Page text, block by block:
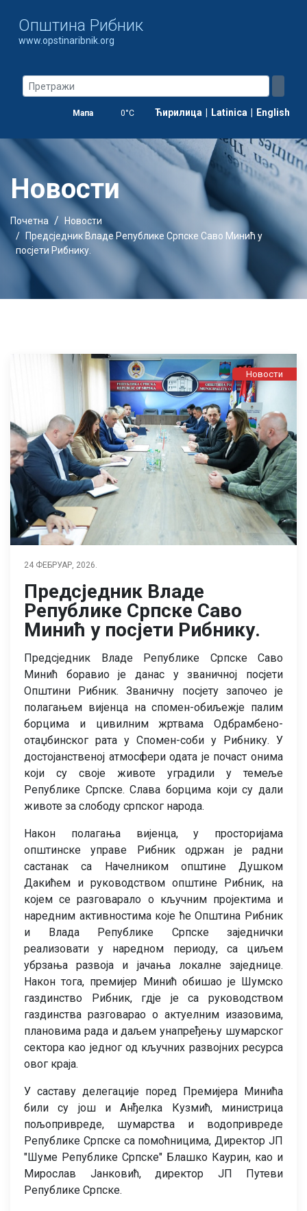
Oпштина Рибник
www.opstinaribnik.org
Мапа 0°C Ћирилица | Latinica | English
Новости
Почетна
Новости
Предсједник Владе Републике Српске Саво Минић у
посјети Рибнику.
Новости
24 ФЕБРУАР, 2026.
Предсједник Владе
Републике Српске Саво
Минић у посјети Рибнику.
Предсједник Владе Републике Српске Саво
Минић боравио је данас у званичној посјети
Општини Рибник. Званичну посјету започео је
полагањем вијенца на спомен-обиљежје палим
борцима и цивилним жртвама Одбрамбено-
отаџбинског рата у Спомен-соби у Рибнику. У
достојанственој атмосфери одата је почаст онима
који су своје животе уградили у темеље
Републике Српске. Слава борцима који су дали
животе за слободу српског народа.
Након полагања вијенца, у просторијама
општинске управе Рибник одржан је радни
састанак са Начелником општине Душком
Дакићем и руководством општине Рибник, на
којем се разговарало о кључним пројектима и
наредним активностима које ће Општина Рибник
и Влада Републике Српске заједнички
реализовати у наредном периоду, са циљем
убрзања развоја и јачања локалне заједнице.
Након тога, премијер Минић обишао је Шумско
газдинство Рибник, гдје је са руководством
газдинства разговарао о актуелним изазовима,
плановима рада и даљем унапређењу шумарског
сектора као једног од кључних развојних ресурса
овог краја.
У саставу делегације поред Премијера Минића
били су још и Анђелка Кузмић, министрица
пољопривреде, шумарства и водопривреде
Републике Српске са помоћницима, Директор ЈП
"Шуме Републике Српске" Блашко Каурин, као и
Мирослав Јанковић, директор ЈП Путеви
Републике Српске.